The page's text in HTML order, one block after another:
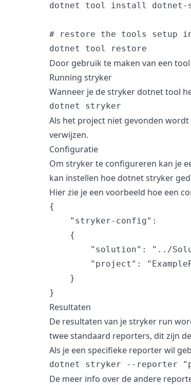
dotnet tool install dotnet-
# restore the tools setup
Door gebruik te maken van een
Running stryker
Wanneer je de stryker dotnet tool
Als het project niet gevonden
verwijzen.
Configuratie
Om stryker te configureren kan je
kan instellen hoe dotnet stryker
Hier zie je een voorbeeld hoe een
{
    "stryker-config":
    {
"solution": "../
"project":
    }
Resultaten
De resultaten van je stryker run
twee standaard reporters, dit zijn de
Als je een specifieke reporter wil
De meer info over de andere